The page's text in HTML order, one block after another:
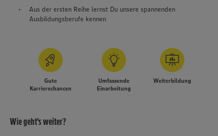
Aus der ersten Reihe lernst Du unsere spannenden
Ausbildungsberufe kennen
Gute
Karrierechancen
Umfassende
Einarbeitung
Weiterbildung
Wie geht's weiter?